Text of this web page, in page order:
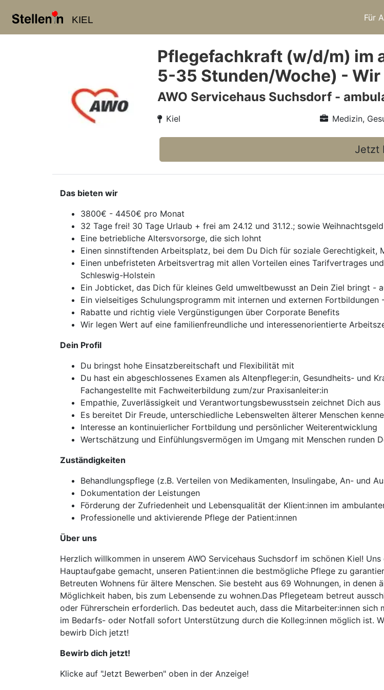
KIEL Für
Pflegefachkraft (w/d/m) im
5-35 Stunden/Woche) -
AWO Servicehaus Suchsdorf -
Kiel Medizin,
Jetzt
Das bieten wir
3800€ - 4450€ pro Monat
32 Tage frei! 30 Tage Urlaub + frei am 24.12 und 31.12.; sowie
Eine betriebliche Altersvorsorge, die sich lohnt
Einen sinnstiftenden Arbeitsplatz, bei dem Du Dich für soziale Gerechtigkeit,
Einen unbefristeten Arbeitsvertrag mit allen Vorteilen eines Tarifvertrages
Schleswig-Holstein
Ein Jobticket, das Dich für kleines Geld umweltbewusst an Dein Ziel bringt -
Ein vielseitiges Schulungsprogramm mit internen und externen
Rabatte und richtig viele Vergünstigungen über Corporate Benefits
Wir legen Wert auf eine familienfreundliche und interessenorientierte
Dein Profil
Du bringst hohe Einsatzbereitschaft und Flexibilität mit
Du hast ein abgeschlossenes Examen als Altenpfleger:in, Gesundheits- und
Fachangestellte mit Fachweiterbildung zum/zur Praxisanleiter:in
Empathie, Zuverlässigkeit und Verantwortungsbewusstsein zeichnet Dich aus
Es bereitet Dir Freude, unterschiedliche Lebenswelten älterer Menschen
Interesse an kontinuierlicher Fortbildung und persönlicher Weiterentwicklung
Wertschätzung und Einfühlungsvermögen im Umgang mit Menschen runden
Zuständigkeiten
Behandlungspflege (z.B. Verteilen von Medikamenten, Insulingabe, An- und
Dokumentation der Leistungen
Förderung der Zufriedenheit und Lebens­qualität der Klient:innen im
Professionelle und aktivierende Pflege der Patient:innen
Über uns
Herzlich willkommen in unserem AWO Servicehaus Suchsdorf im schönen Kiel!
Hauptaufgabe gemacht, unseren Patient:innen die bestmögliche Pflege zu
Betreuten Wohnens für ältere Menschen. Sie besteht aus 69 Wohnungen, in
Möglichkeit haben, bis zum Lebensende zu wohnen.Das Pflegeteam betreut
oder Führerschein erforderlich. Das bedeutet auch, dass die Mitarbeiter:innen
im Bedarfs- oder Notfall sofort Unterstützung durch die Kolleg:innen möglich ist.
bewirb Dich jetzt!
Bewirb dich jetzt!
Klicke auf "Jetzt Bewerben" oben in der Anzeige!